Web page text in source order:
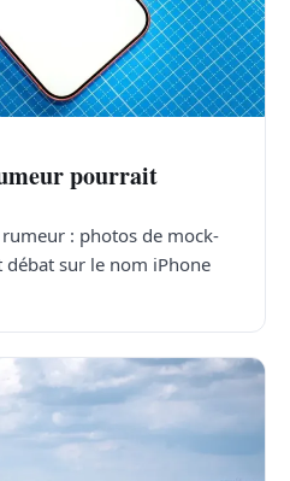
pourrait
rumeur : photos de mock-
sur le nom iPhone